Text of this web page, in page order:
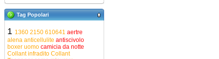
Tag Popolari
1 1360 2150 610641 aertre
alena anticellulite antiscivolo
boxer uomo camicia da notte
Collant infradito Collant